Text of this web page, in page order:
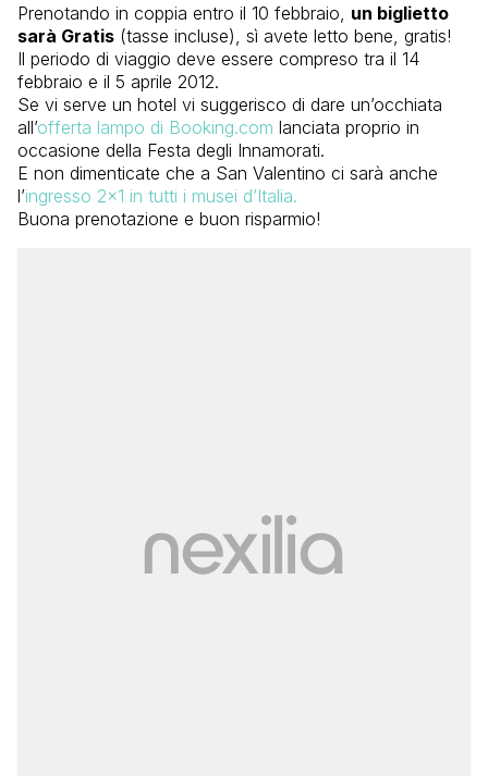
Prenotando in coppia entro il 10 febbraio, un biglietto
sarà Gratis (tasse incluse), sì avete letto bene, gratis!
Il periodo di viaggio deve essere compreso tra il 14
febbraio e il 5 aprile 2012.
Se vi serve un hotel vi suggerisco di dare un’occhiata
all’offerta lampo di Booking.com lanciata proprio in
occasione della Festa degli Innamorati.
E non dimenticate che a San Valentino ci sarà anche
l’ingresso 2×1 in tutti i musei d’Italia.
Buona prenotazione e buon risparmio!